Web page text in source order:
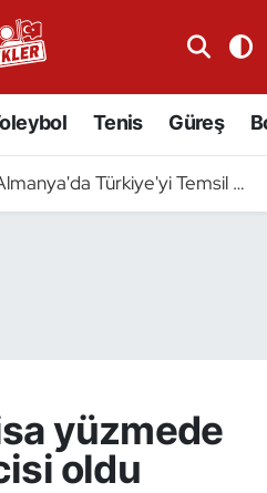
Tenis Güreş
Türkiye'yi Temsil Edecek
yüzmede
oldu